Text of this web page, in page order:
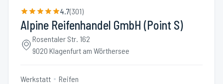
4.7(301)
Alpine Reifenhandel GmbH (Point S)
Rosentaler Str. 162
9020 Klagenfurt am Wörthersee
Werkstatt Reifen